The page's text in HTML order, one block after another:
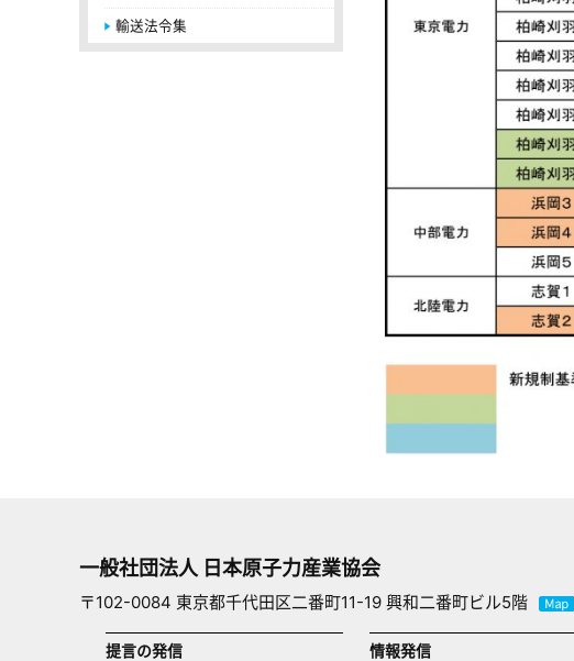
輸送法令集
一般社団法人 日本原子力産業協会
〒102-0084 東京都千代田区二番町11-19 興和二番町ビル5階
提言の発信 情報発信